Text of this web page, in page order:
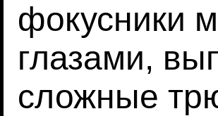
фокусники
глазами,
сложные